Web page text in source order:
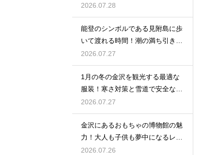
の知恵
2026.07.28
能登のシンボルである見附島に歩
いて渡れる時間！潮の満ち引きが
生む奇跡
2026.07.27
1月の冬の金沢を観光する最適な
服装！寒さ対策と雪道で安全な靴
の選び方
2026.07.27
金沢にあるおもちゃの博物館の魅
力！大人も子供も夢中になるレト
ロな世界
2026.07.26